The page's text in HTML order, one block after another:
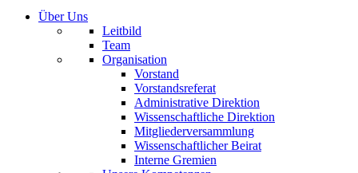
Über Uns
Leitbild
Team
Organisation
Vorstand
Vorstandsreferat
Administrative Direktion
Wissenschaftliche Direktion
Mitgliederversammlung
Wissenschaftlicher Beirat
Interne Gremien